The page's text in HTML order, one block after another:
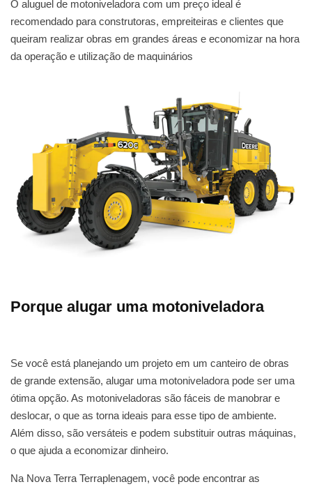
O aluguel de motoniveladora com um preço ideal é
recomendado para construtoras, empreiteiras e clientes que
queiram realizar obras em grandes áreas e economizar na hora
da operação e utilização de maquinários
Porque alugar uma motoniveladora
Se você está planejando um projeto em um canteiro de obras
de grande extensão, alugar uma motoniveladora pode ser uma
ótima opção. As motoniveladoras são fáceis de manobrar e
deslocar, o que as torna ideais para esse tipo de ambiente.
Além disso, são versáteis e podem substituir outras máquinas,
o que ajuda a economizar dinheiro.
Na Nova Terra Terraplenagem, você pode encontrar as